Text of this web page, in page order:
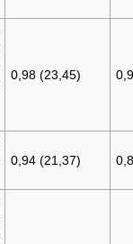
0,98 (23,45)
0,94 (21,37)